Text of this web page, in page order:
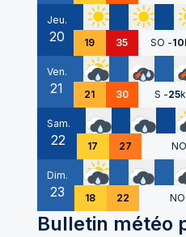
Jeu.
20 19 35 SO -10
Ven.
21 21 30 S -25
Sam.
22 17 27 NO
Dim.
23 18 22 NO
Bulletin météo